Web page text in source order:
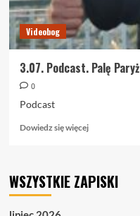
Videobog
3.07. Podcast. Palę Paryż
0
Podcast
Dowiedz się więcejDowiedz
3.07.
WSZYSTKIE ZAPISKI